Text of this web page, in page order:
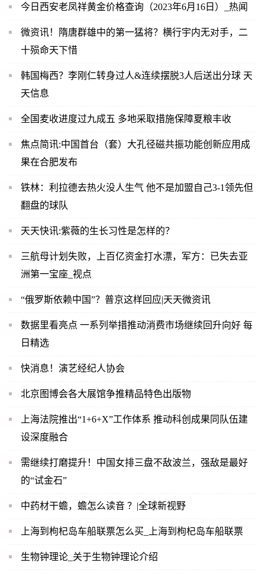
今日西安老凤祥黄金价格查询（2023年6月16日）_热闻
微资讯！隋唐群雄中的第一猛将？横行宇内无对手，二
十殒命天下惜
韩国梅西？李刚仁转身过人&连续摆脱3人后送出分球 天
天信息
全国麦收进度过九成五 多地采取措施保障夏粮丰收
焦点简讯:中国首台（套）大孔径磁共振功能创新应用成
果在合肥发布
铁林：利拉德去热火没人生气 他不是加盟自己3-1领先但
翻盘的球队
天天快讯:紫薇的生长习性是怎样的？
三航母计划失败，上百亿资金打水漂，军方：已失去亚
洲第一宝座_视点
“俄罗斯依赖中国”？普京这样回应|天天微资讯
数据里看亮点 一系列举措推动消费市场继续回升向好 每
日精选
快消息！演艺经纪人协会
北京图博会各大展馆争推精品特色出版物
上海法院推出“1+6+X”工作体系 推动科创成果同队伍建
设深度融合
需继续打磨提升！中国女排三盘不敌波兰，强敌是最好
的“试金石”
中药材干蟾，蟾怎么读音 ？|全球新视野
上海到枸杞岛车船联票怎么买_上海到枸杞岛车船联票
生物钟理论_关于生物钟理论介绍